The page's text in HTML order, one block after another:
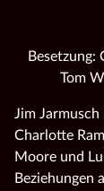
Besetzung:
Tom
Jim
Charlotte
Moore und
Beziehungen